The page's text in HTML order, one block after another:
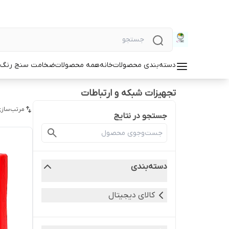
دسته‌بندی محصولاتخانههمه محصولاتضخامت سنج رنگ
تجهیزات شبکه و ارتباطات
جستجو در نتایج
دسته‌بندی
کالای دیجیتال